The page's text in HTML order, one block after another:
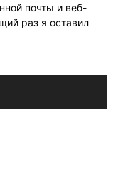
почты и веб-
раз я оставил